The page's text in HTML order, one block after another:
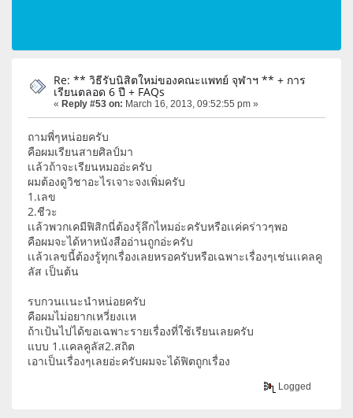
Re: ** วิธีรับนิสิตใหม่ของคณะแพทย์ จุฬาฯ ** + การ
เรียนตลอด 6 ปี + FAQs
« Reply #53 on: March 16, 2013, 09:52:55 pm »
ถามพี่ๆหน่อยครับ
คือผมเรียนสายศิลป์มา
เเล้วถ้าจะเรียนหมออ่ะครับ
ผมต้องดูวิชาอะไรเจาะจงเพิ่มครับ
1.เลข
2.ชีวะ
เเล้วพวกเคมีฟิสิกนี่ต้องรุ้ลึกไหมอ่ะครับหรือเเค่คร่าวๆพอ
คือผมจะได้หาหนังสืออ่านถูกอ่ะครับ
เเล้วเลขนี้ต้องรู้ทุกเรื่องเลยหรอครับหรือเฉพาะเรื่องๆเช่นเเคลคู
ลัส เป็นต้น
รบกวนเเนะนำหน่อยครับ
คือผมไม่อยากเหวี่ยงเเห
ถ้าเป้นไปได้ขอเฉพาะรายเรื่องที่ใช้เรียนเลยครับ
แบบ 1.เเคลคูลัส2.สถิต
เอาเป็นเรื่องๆเลยอ่ะครับผมจะได้ฟิตถูกเรื่อง
Logged